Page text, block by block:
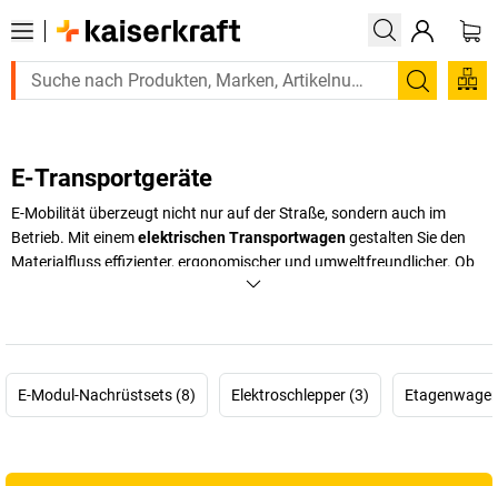
Suchen
E-Transportgeräte
E-Mobilität überzeugt nicht nur auf der Straße, sondern auch im
Betrieb. Mit einemelektrischen Transportwagengestalten Sie den
Materialfluss effizienter, ergonomischer und umweltfreundlicher. Ob
für schwere Lasten in Lagerhallen, die Belieferung von
Kastenwagen
, die genau auf Ihre
E-Modul-Nachrüstsets (8) Elektroschlepper (3)